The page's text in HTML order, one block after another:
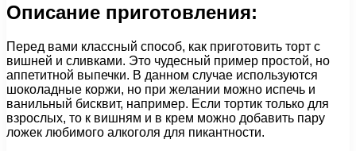
Описание приготовления:
Перед вами классный способ, как приготовить торт с
вишней и сливками. Это чудесный пример простой, но
аппетитной выпечки. В данном случае используются
шоколадные коржи, но при желании можно испечь и
ванильный бисквит, например. Если тортик только для
взрослых, то к вишням и в крем можно добавить пару
ложек любимого алкоголя для пикантности.